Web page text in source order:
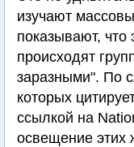
изучают
показывают,
происходят
заразными". По
которых
ссылкой на
освещение этих